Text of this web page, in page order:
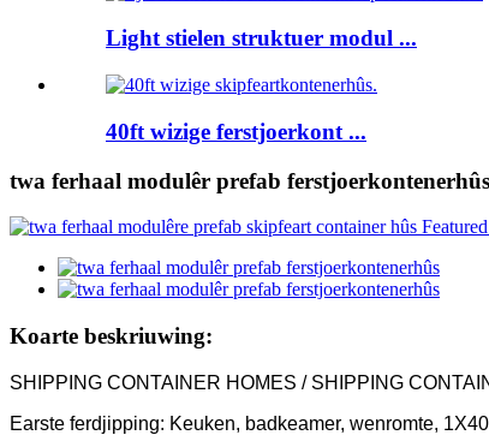
Light stielen struktuer modul ...
40ft wizige ferstjoerkont ...
twa ferhaal modulêr prefab ferstjoerkontenerhûs
Koarte beskriuwing:
SHIPPING CONTAINER HOMES / SHIPPING
Earste ferdjipping: Keuken, badkeamer, wenromte,